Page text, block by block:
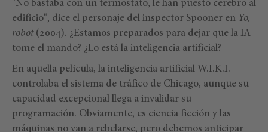
"No bastaba con un termostato, le han puesto cerebro al
edificio", dice el personaje del inspector Spooner en Yo,
robot(2004). ¿Estamos preparados para dejar que la IA
tome el mando? ¿Lo está la inteligencia artificial?
En aquella película, la inteligencia artificial W.I.K.I.
controlaba el sistema de tráfico de Chicago, aunque su
capacidad excepcional llega a invalidar su
programación. Obviamente, es ciencia ficción y las
máquinas no van a rebelarse, pero debemos anticipar